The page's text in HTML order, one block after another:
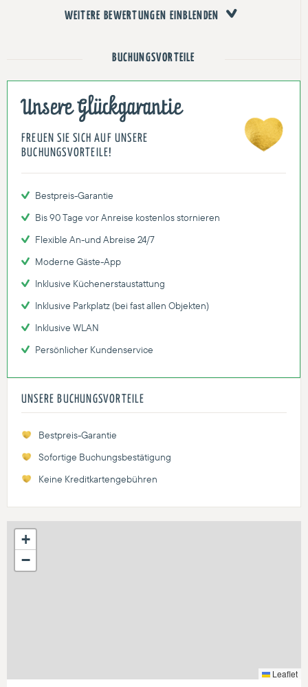
WEITERE BEWERTUNGEN EINBLENDEN
BUCHUNGSVORTEILE
Unsere Glückgarantie
FREUEN SIE SICH AUF UNSERE
BUCHUNGSVORTEILE!
Bestpreis-Garantie
Bis 90 Tage vor Anreise kostenlos stornieren
Flexible An-und Abreise 24/7
Moderne Gäste-App
Inklusive Küchenerstaustattung
Inklusive Parkplatz (bei fast allen Objekten)
Inklusive WLAN
Persönlicher Kundenservice
UNSERE BUCHUNGSVORTEILE
Bestpreis-Garantie
Sofortige Buchungsbestätigung
Keine Kreditkartengebühren
+
−
Leaflet